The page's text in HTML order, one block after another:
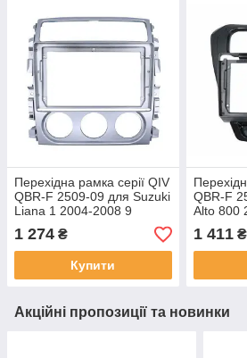
Перехідна рамка серії QIV
QBR-F 2509-09 для Suzuki
Liana 1 2004-2008 9
дюймів
1 274 ₴
Купити
QBR-F
Alto 800
дюймів
1 411₴
Акційні пропозиції та новинки